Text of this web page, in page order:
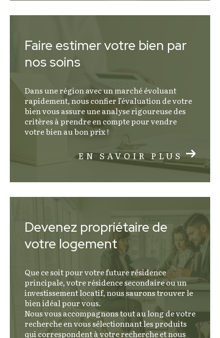
Faire estimer votre bien par
nos soins
Dans une région avec un marché évoluant
rapidement, nous confier l’évaluation de votre
bien vous assure une analyse rigoureuse des
critères à prendre en compte pour vendre
votre bien au bon prix !
EN SAVOIR PLUS
Devenez propriétaire de
votre logement
Que ce soit pour votre future résidence
principale, votre résidence secondaire ou un
investissement locatif, nous saurons trouver le
bien idéal pour vous.
Nous vous accompagnons tout au long de votre
recherche en vous sélectionnant les produits
qui correspondent à votre recherche et nous